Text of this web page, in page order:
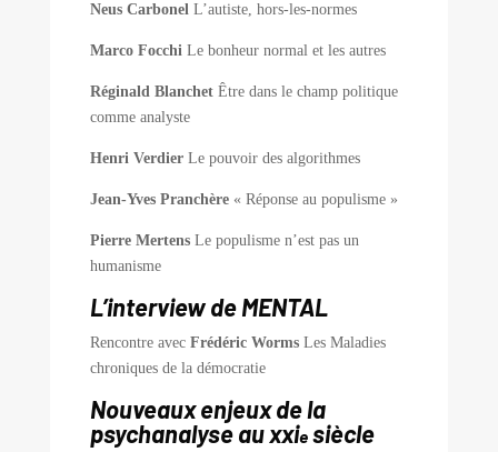
Neus CarbonelL’autiste, hors-les-normes
Marco FocchiLe bonheur normal et les autres
Réginald BlanchetÊtre dans le champ politique
comme analyste
Henri VerdierLe pouvoir des algorithmes
Jean-Yves Pranchère« Réponse au populisme »
Pierre MertensLe populisme n’est pas un
humanisme
L’interview de MENTAL
Rencontre avec Frédéric WormsLes Maladies
chroniques de la démocratie
Nouveaux enjeux de la
psychanalyse au xxiesiècle